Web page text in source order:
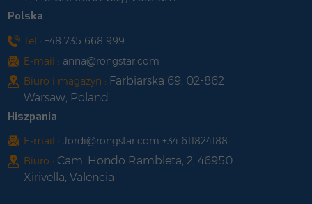
Polska
Tel : +48 735 668 999
E-mail : anna@rongstar.com
Biuro i magazyn : Farbiarska 69, 02-862
Warsaw, Poland
Hiszpania
E-mail : Jordi@rongstar.com +34 611824188
Biuro : Cam. Hondo Rambleta, 2, 46950
Xirivella, Valencia